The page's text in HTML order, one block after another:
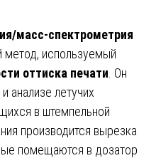
масс-спектрометрия
метод, используемый
оттиска печати . Он
анализе летучих
в штемпельной
производится вырезка
помещаются в дозатор